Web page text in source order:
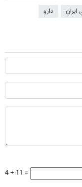
دارو
4 + 11 =